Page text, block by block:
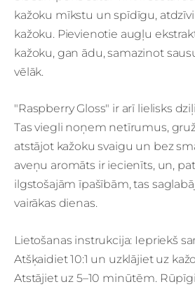
kažoku mīkstu un spīdīgu,
kažoku. Pievienotie augļu
kažoku, gan ādu, samazinot
vēlāk.
"Raspberry Gloss" ir arī lielisks
Tas viegli noņem netīrumus,
atstājot kažoku svaigu un bez
aveņu aromāts ir iecienīts, un,
ilgstošajām īpašībām, tas
vairākas dienas.
Lietošanas instrukcija: Iepriekš
Atšķaidiet 10:1 un uzklājiet uz
Atstājiet uz 5–10 minūtēm.